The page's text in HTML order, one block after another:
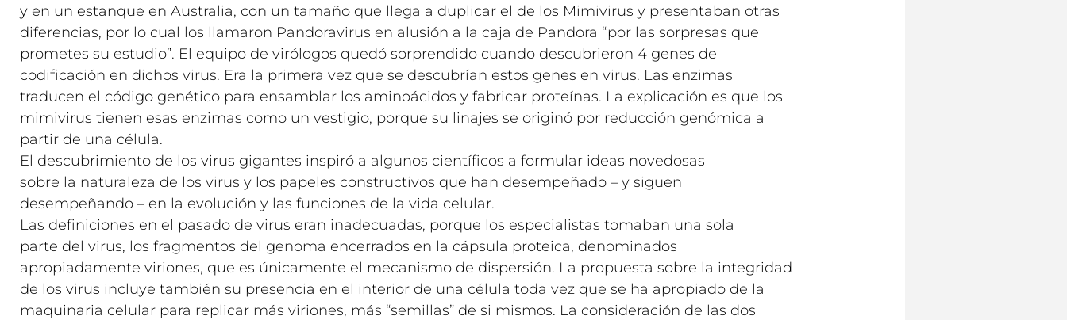
y en un estanque en Australia, con un tamaño que llega a duplicar el de los Mimivirus y presentaban otras
diferencias, por lo cual los llamaron Pandoravirus en alusión a la caja de Pandora “por las sorpresas que
prometes su estudio”. El equipo de virólogos quedó sorprendido cuando descubrieron 4 genes de
codificación en dichos virus. Era la primera vez que se descubrían estos genes en virus. Las enzimas
traducen el código genético para ensamblar los aminoácidos y fabricar proteínas. La explicación es que los
mimivirus tienen esas enzimas como un vestigio, porque su linajes se originó por reducción genómica a
partir de una célula.
El descubrimiento de los virus gigantes inspiró a algunos científicos a formular ideas novedosas
sobre la naturaleza de los virus y los papeles constructivos que han desempeñado – y siguen
desempeñando – en la evolución y las funciones de la vida celular.
Las definiciones en el pasado de virus eran inadecuadas, porque los especialistas tomaban una sola
parte del virus, los fragmentos del genoma encerrados en la cápsula proteica, denominados
apropiadamente viriones, que es únicamente el mecanismo de dispersión. La propuesta sobre la integridad
de los virus incluye también su presencia en el interior de una célula toda vez que se ha apropiado de la
maquinaria celular para replicar más viriones, más “semillas” de si mismos. La consideración de las dos